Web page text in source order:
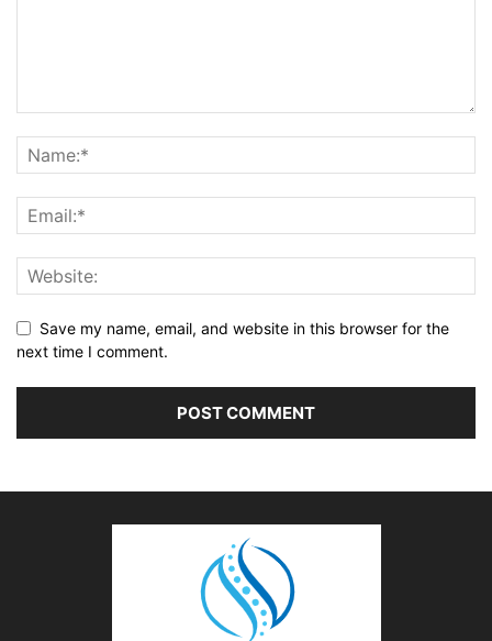
Save my name, email, and website in this browser for the
next time I comment.